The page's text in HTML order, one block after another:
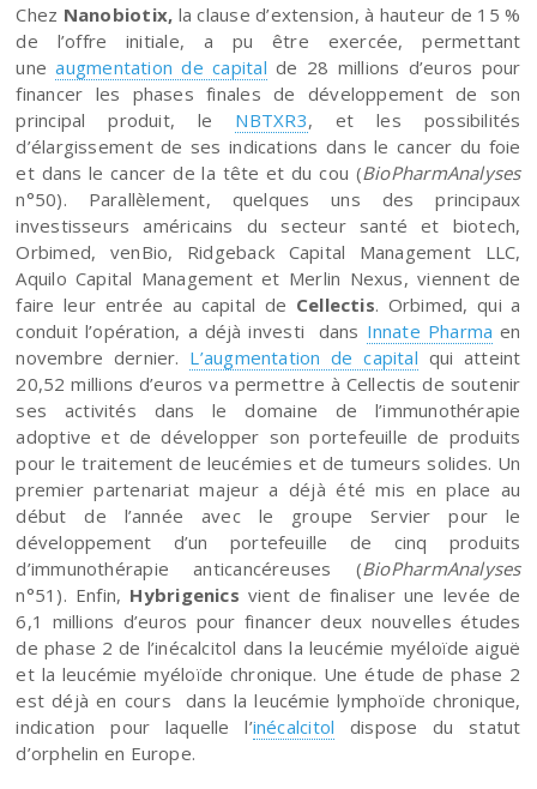
Chez Nanobiotix, la clause d’extension, à hauteur de 15 %
de l’offre initiale, a pu être exercée, permettant
uneaugmentation de capital de 28 millions d’euros pour
financer les phases finales de développement de son
principal produit, le NBTXR3, et les possibilités
d’élargissement de ses indications dans le cancer du foie
et dans le cancer de la tête et du cou (BioPharmAnalyses
n°50). Parallèlement, quelques uns des principaux
investisseurs américains du secteur santé et biotech,
Orbimed, venBio, Ridgeback Capital Management LLC,
Aquilo Capital Management et Merlin Nexus, viennent de
faire leur entrée au capital de Cellectis. Orbimed, qui a
conduit l’opération, a déjà investi dans Innate Pharma en
novembre dernier. L’augmentation de capital qui atteint
20,52 millions d’euros va permettre à Cellectis de soutenir
ses activités dans le domaine de l’immunothérapie
adoptive et de développer son portefeuille de produits
pour le traitement de leucémies et de tumeurs solides. Un
premier partenariat majeur a déjà été mis en place au
début de l’année avec le groupe Servier pour le
développement d’un portefeuille de cinq produits
d’immunothérapie anticancéreuses (BioPharmAnalyses
n°51). Enfin, Hybrigenics vient de finaliser une levée de
6,1 millions d’euros pour financer deux nouvelles études
de phase 2 de l’inécalcitol dans la leucémie myéloïde aiguë
et la leucémie myéloïde chronique. Une étude de phase 2
est déjà en cours dans la leucémie lymphoïde chronique,
indication pour laquelle l’inécalcitol dispose du statut
d’orphelin en Europe.